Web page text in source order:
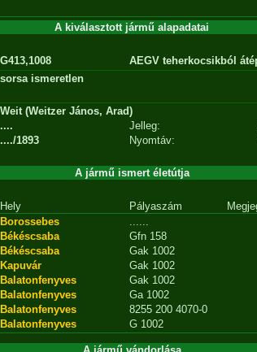
A kiválasztott jármű alapadatai
G413,1008
AEGV teherkocsikból
sorsa ismeretlen
Weit (Weitzer János, Arad)
.... Jelleg:
..../1893 Nyomtáv:
A jármű ismert életútja
Hely Pályaszám
Borossebes
......
Békéscsaba
Gfn 158
Békéscsaba
Gak 1002
Kapuvár
Gak 1002
Balatonfenyves
Gak 1002
Balatonfenyves
Ga 1002
Balatonfenyves
8255 200 4070-0
Balatonfenyves G 1002